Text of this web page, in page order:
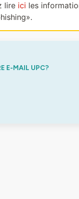
lire ici les
E-MAIL UPC?